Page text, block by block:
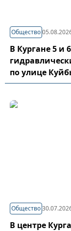
Общество
В Кургане 5 и
по улице
Общество
В центре